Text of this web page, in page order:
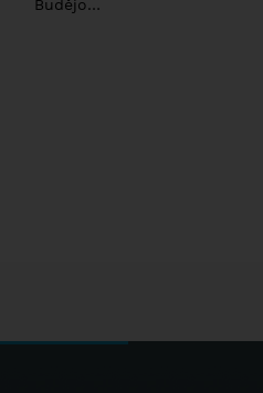
Budějo…